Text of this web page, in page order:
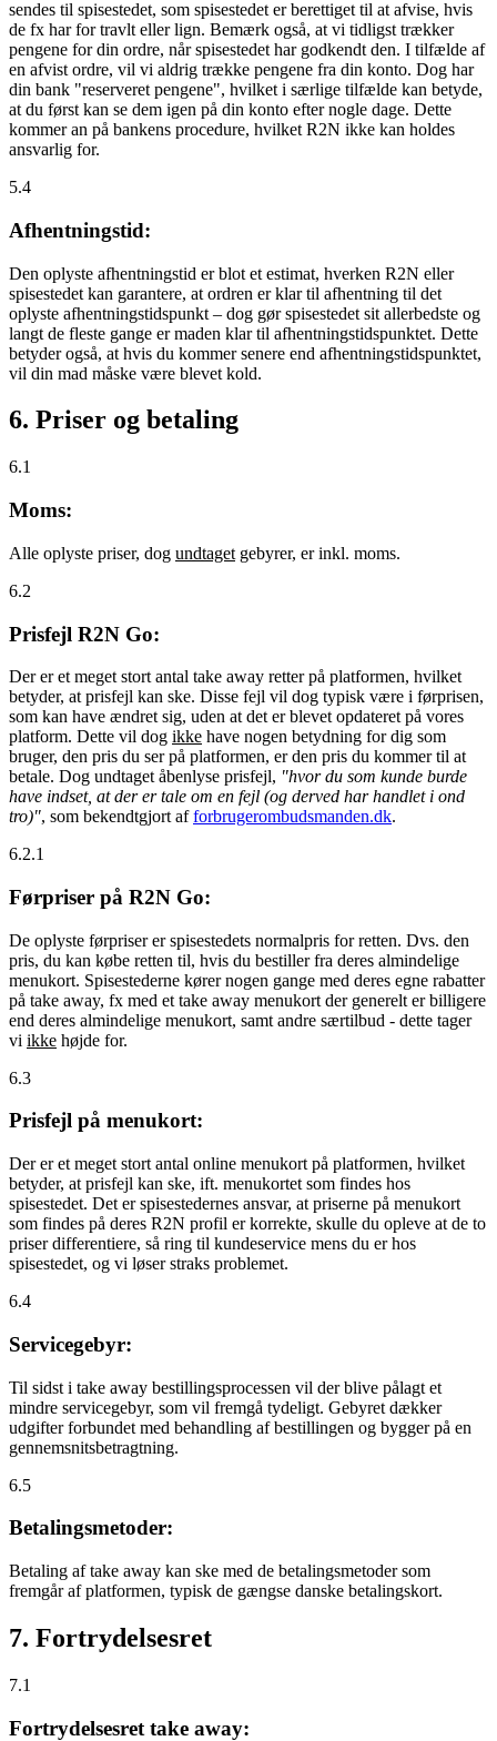
sendes til spisestedet, som spisestedet er berettiget til at afvise, hvis
de fx har for travlt eller lign. Bemærk også, at vi tidligst trækker
pengene for din ordre, når spisestedet har godkendt den. I tilfælde af
en afvist ordre, vil vi aldrig trække pengene fra din konto. Dog har
din bank "reserveret pengene", hvilket i særlige tilfælde kan betyde,
at du først kan se dem igen på din konto efter nogle dage. Dette
kommer an på bankens procedure, hvilket R2N ikke kan holdes
ansvarlig for.
5.4
Afhentningstid:
Den oplyste afhentningstid er blot et estimat, hverken R2N eller
spisestedet kan garantere, at ordren er klar til afhentning til det
oplyste afhentningstidspunkt – dog gør spisestedet sit allerbedste og
langt de fleste gange er maden klar til afhentningstidspunktet. Dette
betyder også, at hvis du kommer senere end afhentningstidspunktet,
vil din mad måske være blevet kold.
6. Priser og betaling
6.1
Moms:
Alle oplyste priser, dog undtaget gebyrer, er inkl. moms.
6.2
Prisfejl R2N Go:
Der er et meget stort antal take away retter på platformen, hvilket
betyder, at prisfejl kan ske. Disse fejl vil dog typisk være i førprisen,
som kan have ændret sig, uden at det er blevet opdateret på vores
platform. Dette vil dog ikke have nogen betydning for dig som
bruger, den pris du ser på platformen, er den pris du kommer til at
betale. Dog undtaget åbenlyse prisfejl, "hvor du som kunde burde
have indset, at der er tale om en fejl (og derved har handlet i ond
tro)", som bekendtgjort afforbrugerombudsmanden.dk.
6.2.1
Førpriser på R2N Go:
De oplyste førpriser er spisestedets normalpris for retten. Dvs. den
pris, du kan købe retten til, hvis du bestiller fra deres almindelige
menukort. Spisestederne kører nogen gange med deres egne rabatter
på take away, fx med et take away menukort der generelt er billigere
end deres almindelige menukort, samt andre særtilbud - dette tager
vi ikke højde for.
6.3
Prisfejl på menukort:
Der er et meget stort antal online menukort på platformen, hvilket
betyder, at prisfejl kan ske, ift. menukortet som findes hos
spisestedet. Det er spisestedernes ansvar, at priserne på menukort
som findes på deres R2N profil er korrekte, skulle du opleve at de to
priser differentiere, så ring til kundeservice mens du er hos
spisestedet, og vi løser straks problemet.
6.4
Servicegebyr:
Til sidst i take away bestillingsprocessen vil der blive pålagt et
mindre servicegebyr, som vil fremgå tydeligt. Gebyret dækker
udgifter forbundet med behandling af bestillingen og bygger på en
gennemsnitsbetragtning.
6.5
Betalingsmetoder:
Betaling af take away kan ske med de betalingsmetoder som
fremgår af platformen, typisk de gængse danske betalingskort.
7. Fortrydelsesret
7.1
Fortrydelsesret take away: